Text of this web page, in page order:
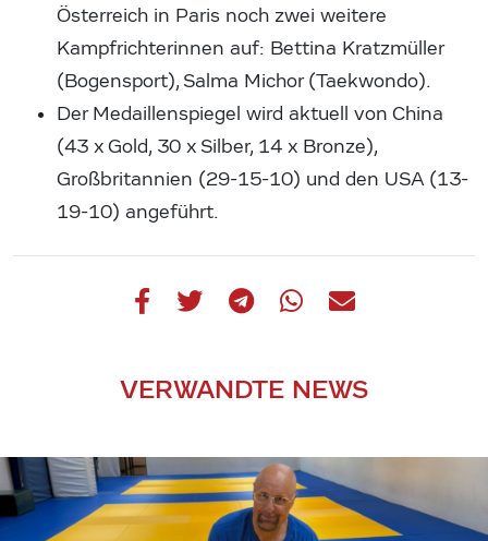
Österreich in Paris noch zwei weitere
Kampfrichterinnen auf: Bettina Kratzmüller
(Bogensport), Salma Michor (Taekwondo).
Der Medaillenspiegel wird aktuell von China
(43 x Gold, 30 x Silber, 14 x Bronze),
Großbritannien (29-15-10) und den USA (13-
19-10) angeführt.
VERWANDTE NEWS